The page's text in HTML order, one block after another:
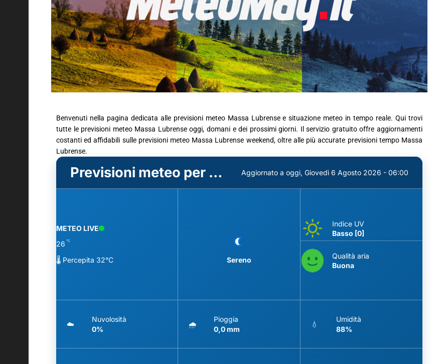
Benvenuti nella pagina dedicata alle previsioni meteo Massa Lubrense e situazione meteo in tempo reale. Qui trovi
tutte le previsioni meteo Massa Lubrense oggi, domani e dei prossimi giorni. Il servizio gratuito offre aggiornamenti
costanti ed affidabili sulle previsioni meteo Massa Lubrense weekend, oltre alle più accurate previsioni tempo Massa
Lubrense.
Previsioni meteo per Massa Lubrense (NA) Aggiornato a oggi, Giovedì 6 Agosto 2026 - 06:00
METEO LIVE
26 °C
🌡️ Percepita 32°C Sereno
Indice UV
Basso [0]
Qualità aria
Buona
☁️
Nuvolosità
0%
🌧️
Pioggia
0,0 mm
💧
Umidità
88%